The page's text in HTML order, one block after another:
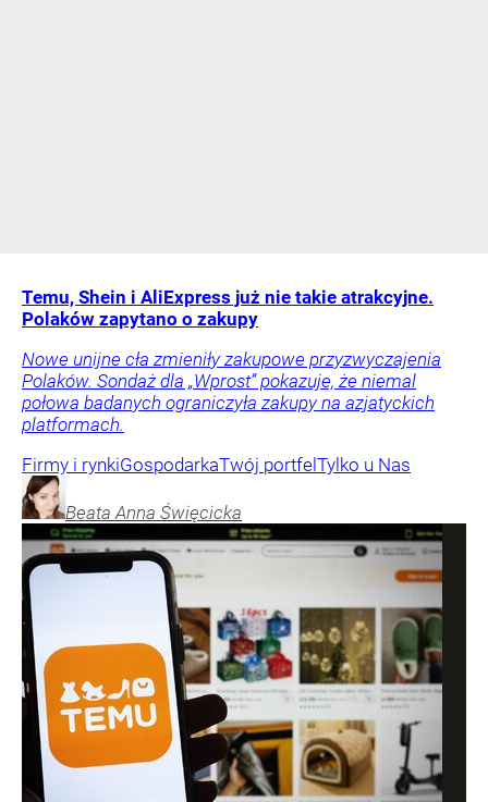
Temu, Shein i AliExpress już nie takie atrakcyjne.
Polaków zapytano o zakupy
Nowe unijne cła zmieniły zakupowe przyzwyczajenia
Polaków. Sondaż dla „Wprost” pokazuje, że niemal
połowa badanych ograniczyła zakupy na azjatyckich
platformach.
Firmy i rynkiGospodarkaTwój portfel Tylko u Nas
Beata Anna Święcicka